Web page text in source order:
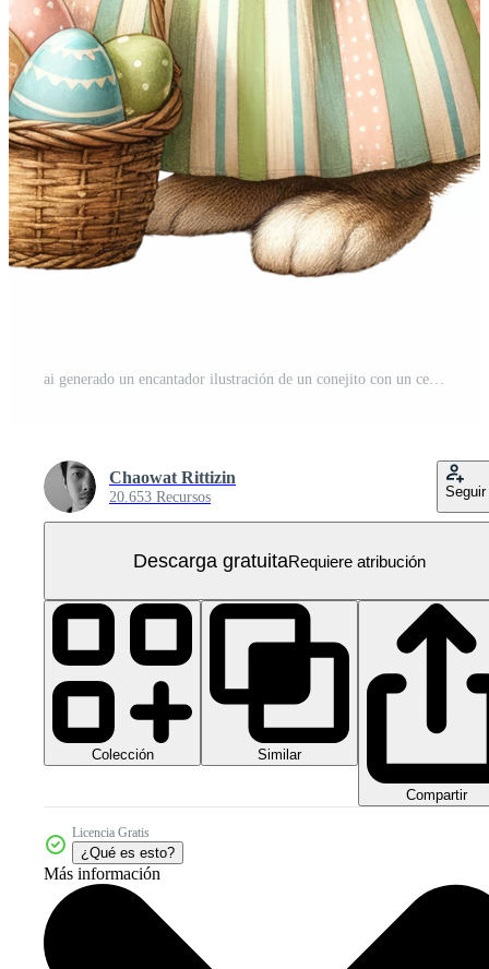
ai generado un encantador ilustración de un conejito con un cesta rebosante con vistoso Pascua de Resurrección huevos. PNG Gratis
Chaowat Rittizin
20.653 Recursos Seguir
Descarga gratuitaRequiere atribución
Colección Similar
Compartir
Licencia Gratis
¿Qué es esto?
Más información